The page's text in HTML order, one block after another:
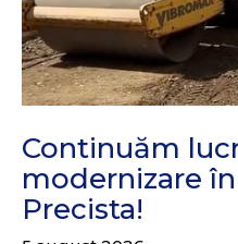
Continuăm
modernizare
Precista!